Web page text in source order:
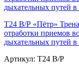
Т24 В/Р «Пётр»
отработки приемов
дыхательных путей
Артикул: Т24 В/Р